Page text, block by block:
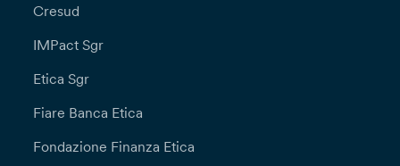
Cresud
IMPact Sgr
Etica Sgr
Fiare Banca Etica
Fondazione Finanza Etica